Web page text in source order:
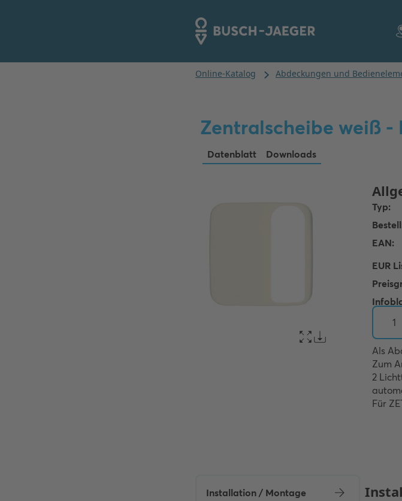
Zentralscheibe weiß -
Datenblatt Downloads
EUR
Als
Zum
2
Für
Installation / Montage